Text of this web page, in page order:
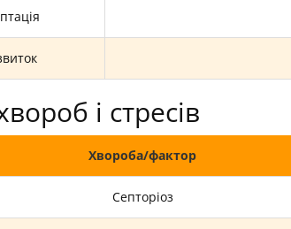
і стресів
Хвороба/фактор
Септоріоз